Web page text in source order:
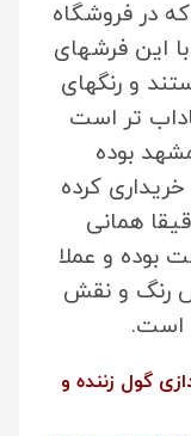
در فروشگاه
این فرشهای
و رنگهای
تر است
بوده
کرده
همانی
بوده و عملا
رنگ و نقش
است.
گول زننده و